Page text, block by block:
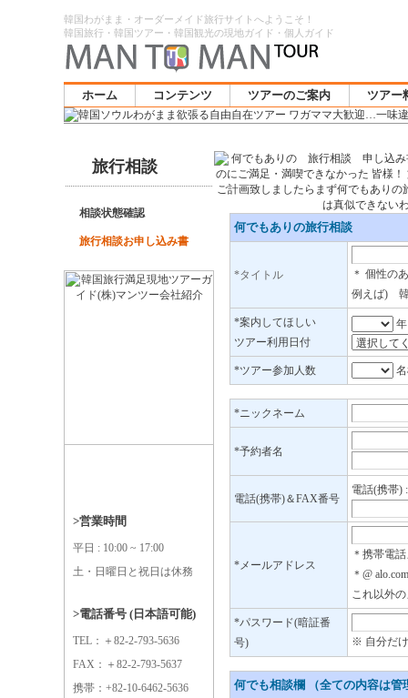
韓国わがまま・オーダーメイド旅行サイトへようこそ！
韓国旅行・韓国ツアー・韓国観光の現地ガイド・個人ガイド
ホーム コンテンツ ツアーのご案内 ツアー
旅行相談
相談状態確認
旅行相談お申し込み書
>営業時間
平日 : 10:00 ~ 17:00
土・日曜日と祝日は休務
>電話番号 (日本語可能)
TEL：＋82-2-793-5636
FAX：＋82-2-793-5637
携帯：+82-10-6462-5636
何でもありの旅行相談
*タイトル
＊ 個性の
例えば) 韓
*案内してほしい
ツアー利用日付
*ツアー参加人数
*ニックネーム
*予約者名
電話(携帯)＆FAX番号
電話(携帯)
*メールアドレス
＊携帯電
＊@
これ以外
*パスワード(暗証番
号)
※ 自分だ
何でも相談欄 （全ての内容は